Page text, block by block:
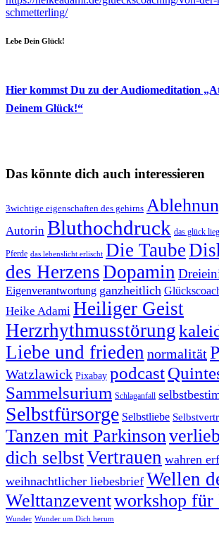
schmetterling/
Lebe Dein Glück!
Hier kommst Du zu der Audiomeditation
Deinem Glück!“
Das könnte dich auch interessieren
3wichtige eigenschaften des gehirns
Autorin Bluthochdruck das glück
Pferde das lebenslicht erlischt Die Taube
des HerzensDopamin
Eigenverantwortung ganzheitlich
Heike Adami Heiliger Geist
Herzrhythmusstörung
Liebe und frieden normalität
Watzlawick Pixabay podcast
Sammelsurium Schlaganfall
Selbstfürsorge Selbstliebe
Tanzen mit Parkinson
dich selbstVertrauen wahren
weihnachtlicher liebesbrief Wellen
Welttanzeventworkshop für
Wunder Wunder um Dich herum